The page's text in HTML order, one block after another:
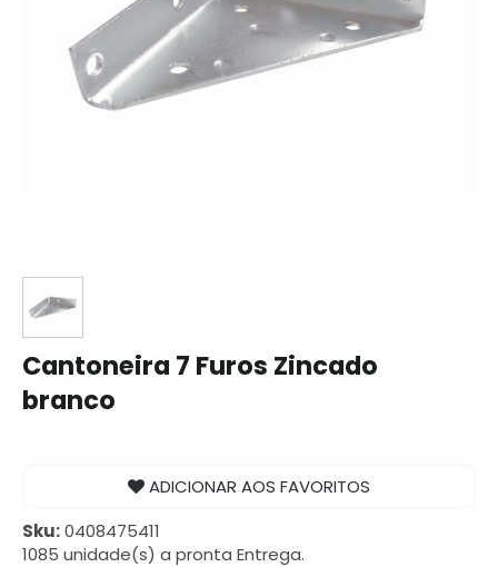
Cantoneira 7 Furos Zincado
branco
ADICIONAR AOS FAVORITOS
Sku:0408475411
1085 unidade(s) a pronta Entrega.